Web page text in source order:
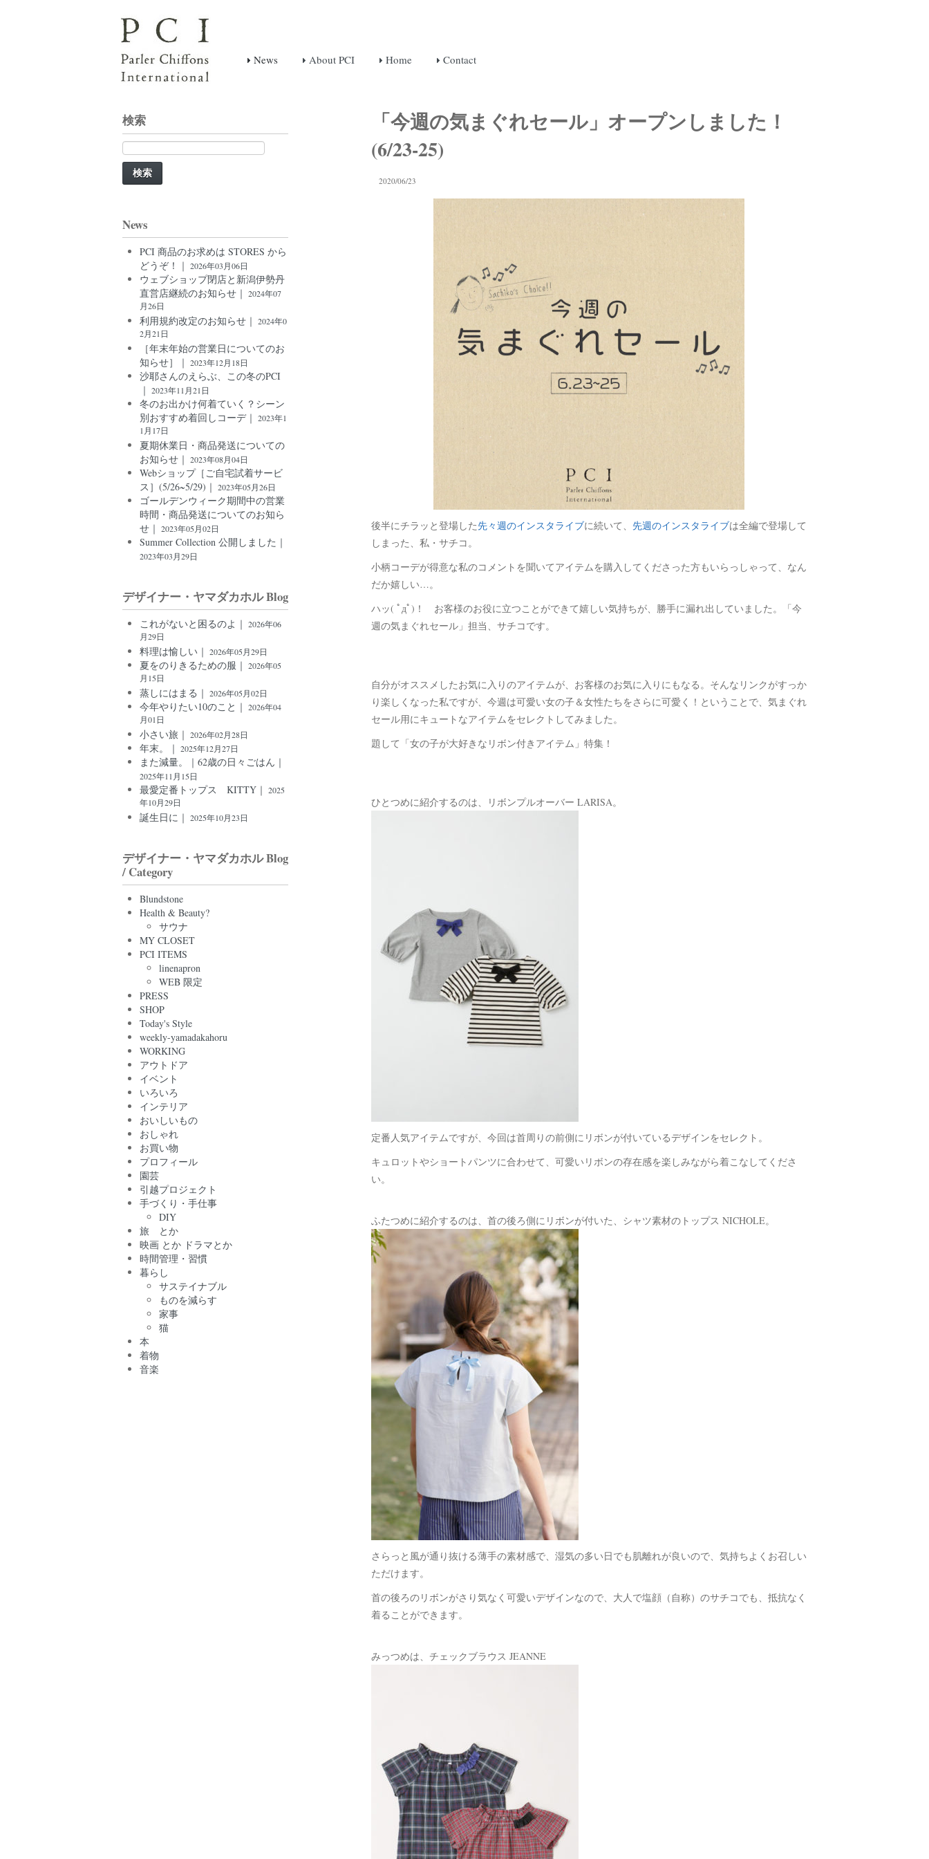
News About PCI Home Contact
「今週の気まぐれセール」オープンしました！
(6/23-25)
2020/06/23
後半にチラッと登場した先々週のインスタライブに続いて、 先週のインスタライブは全編で登場して
しまった、私・サチコ。
小柄コーデが得意な私のコメントを聞いてアイテムを購入してくださった方もいらっしゃって、なん
だか嬉しい…。
ハッ( ﾟдﾟ)！ お客様のお役に立つことができて嬉しい気持ちが、勝手に漏れ出していました。「今
週の気まぐれセール」担当、サチコです。
自分がオススメしたお気に入りのアイテムが、お客様のお気に入りにもなる。そんなリンクがすっか
り楽しくなった私ですが、今週は可愛い女の子＆女性たちをさらに可愛く！ということで、気まぐれ
セール用にキュートなアイテムをセレクトしてみました。
題して「女の子が大好きなリボン付きアイテム」特集！
ひとつめに紹介するのは、リボンプルオーバー LARISA。
定番人気アイテムですが、今回は首周りの前側にリボンが付いているデザインをセレクト。
キュロットやショートパンツに合わせて、可愛いリボンの存在感を楽しみながら着こなしてくださ
い。
ふたつめに紹介するのは、首の後ろ側にリボンが付いた、シャツ素材のトップス NICHOLE。
さらっと風が通り抜ける薄手の素材感で、湿気の多い日でも肌離れが良いので、気持ちよくお召しい
ただけます。
首の後ろのリボンがさり気なく可愛いデザインなので、大人で塩顔（自称）のサチコでも、抵抗なく
着ることができます。
みっつめは、チェックブラウス JEANNE
検索
検
索:
News
PCI 商品のお求めは STORES から
どうぞ！｜ 2026年03月06日
ウェブショップ閉店と新潟伊勢丹
直営店継続のお知らせ｜ 2024年07
月26日
利用規約改定のお知らせ｜ 2024年0
2月21日
［年末年始の営業日についてのお
知らせ］｜ 2023年12月18日
沙耶さんのえらぶ、この冬のPCI
｜ 2023年11月21日
冬のお出かけ何着ていく？シーン
別おすすめ着回しコーデ｜ 2023年1
1月17日
夏期休業日・商品発送についての
お知らせ｜ 2023年08月04日
Webショップ［ご自宅試着サービ
ス］(5/26~5/29)｜ 2023年05月26日
ゴールデンウィーク期間中の営業
時間・商品発送についてのお知ら
せ｜ 2023年05月02日
Summer Collection 公開しました｜
2023年03月29日
デザイナー・ヤマダカホル Blog
これがないと困るのよ｜ 2026年06
月29日
料理は愉しい｜ 2026年05月29日
夏をのりきるための服｜ 2026年05
月15日
蒸しにはまる｜ 2026年05月02日
今年やりたい10のこと｜ 2026年04
月01日
小さい旅｜ 2026年02月28日
年末。｜ 2025年12月27日
また減量。｜62歳の日々ごはん｜
2025年11月15日
最愛定番トップス KITTY｜ 2025
年10月29日
誕生日に｜ 2025年10月23日
デザイナー・ヤマダカホル Blog
/ Category
Blundstone
Health & Beauty?
サウナ
MY CLOSET
PCI ITEMS
linenapron
WEB 限定
PRESS
SHOP
Today's Style
weekly-yamadakahoru
WORKING
アウトドア
イベント
いろいろ
インテリア
おいしいもの
おしゃれ
お買い物
プロフィール
園芸
引越プロジェクト
手づくり・手仕事
DIY
旅 とか
映画 とか ドラマとか
時間管理・習慣
暮らし
サステイナブル
ものを減らす
家事
猫
本
着物
音楽